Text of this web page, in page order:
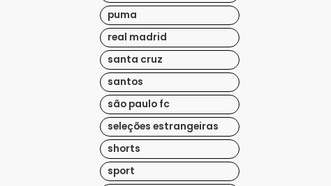
puma
real madrid
santa cruz
santos
são paulo fc
seleções estrangeiras
shorts
sport